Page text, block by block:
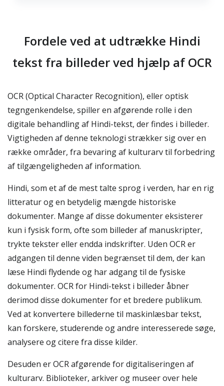
Fordele ved at udtrække Hindi
tekst fra billeder ved hjælp af OCR
OCR (Optical Character Recognition), eller optisk
tegngenkendelse, spiller en afgørende rolle i den
digitale behandling af Hindi-tekst, der findes i billeder.
Vigtigheden af denne teknologi strækker sig over en
række områder, fra bevaring af kulturarv til forbedring
af tilgængeligheden af information.
Hindi, som et af de mest talte sprog i verden, har en rig
litteratur og en betydelig mængde historiske
dokumenter. Mange af disse dokumenter eksisterer
kun i fysisk form, ofte som billeder af manuskripter,
trykte tekster eller endda indskrifter. Uden OCR er
adgangen til denne viden begrænset til dem, der kan
læse Hindi flydende og har adgang til de fysiske
dokumenter. OCR for Hindi-tekst i billeder åbner
derimod disse dokumenter for et bredere publikum.
Ved at konvertere billederne til maskinlæsbar tekst,
kan forskere, studerende og andre interesserede søge,
analysere og citere fra disse kilder.
Desuden er OCR afgørende for digitaliseringen af
kulturarv. Biblioteker, arkiver og museer over hele